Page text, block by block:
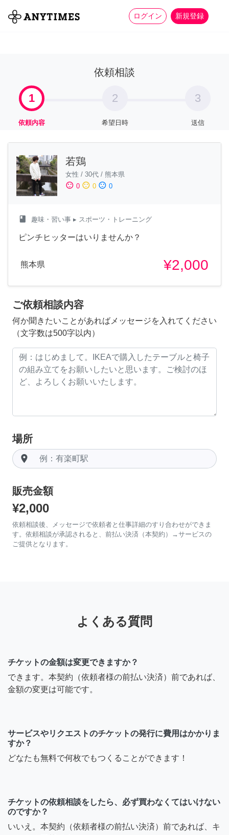
ログイン 新規登録
全て 家事 more_horiz
依頼相談
1
依頼内容
2
希望日時
3
送信
若鶏
女性 / 30代 / 熊本県
sentiment_satisfied 0 sentiment_neutral 0 sentiment_dissatisfied 0
class 趣味・習い事 ▸ スポーツ・トレーニング
ピンチヒッターはいりませんか？
熊本県 ¥2,000
ご依頼相談内容
何か聞きたいことがあればメッセージを入れてください
（文字数は500字以内）
場所
room
販売金額
¥2,000
依頼相談後、メッセージで依頼者と仕事詳細のすり合わせができま
す。依頼相談が承認されると、前払い決済（本契約）→サービスの
ご提供となります。
よくある質問
チケットの金額は変更できますか？
できます。本契約（依頼者様の前払い決済）前であれば、
金額の変更は可能です。
サービスやリクエストのチケットの発行に費用はかかりま
すか？
どなたも無料で何枚でもつくることができます！
チケットの依頼相談をしたら、必ず買わなくてはいけない
のですか？
いいえ。本契約（依頼者様の前払い決済）前であれば、キ